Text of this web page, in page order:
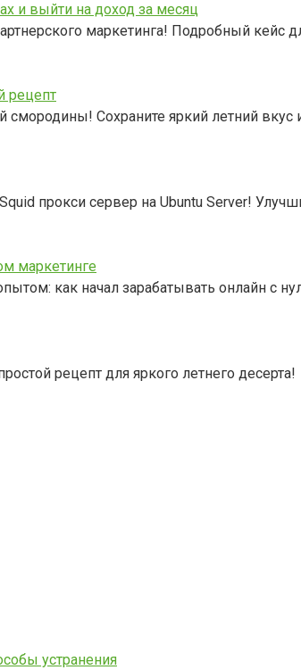
и выйти на доход за месяц
маркетинга! Подробный кейс
рецепт
Сохраните яркий летний вкус
прокси сервер на Ubuntu Server!
маркетинге
как начал зарабатывать онлайн с
рецепт для яркого летнего десерта!
устранения